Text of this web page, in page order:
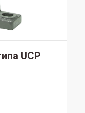
UCP